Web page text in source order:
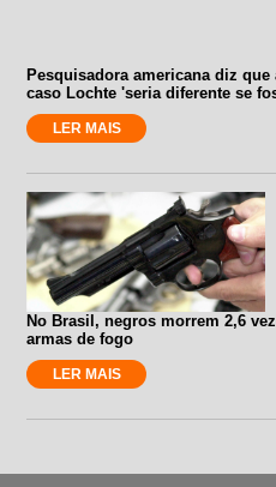
Pesquisadora americana diz
caso Lochte 'seria diferente se
LER MAIS
No Brasil, negros morrem 2,6
armas de fogo
LER MAIS